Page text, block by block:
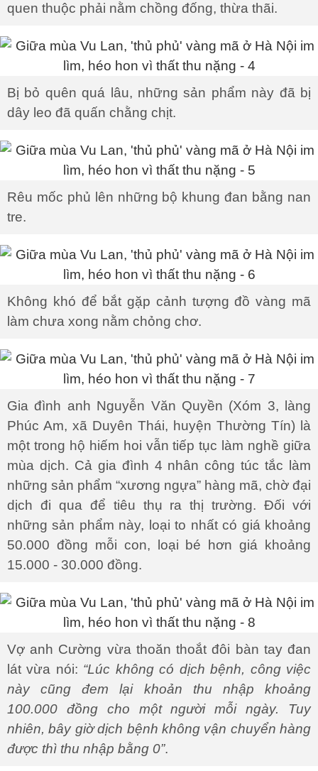
quen thuộc phải nằm chồng đống, thừa thãi.
Bị bỏ quên quá lâu, những sản phẩm này đã bị
dây leo đã quấn chằng chịt.
Rêu mốc phủ lên những bộ khung đan bằng nan
tre.
Không khó để bắt gặp cảnh tượng đồ vàng mã
làm chưa xong nằm chỏng chơ.
Gia đình anh Nguyễn Văn Quyền (Xóm 3, làng
Phúc Am, xã Duyên Thái, huyện Thường Tín) là
một trong hộ hiếm hoi vẫn tiếp tục làm nghề giữa
mùa dịch. Cả gia đình 4 nhân công túc tắc làm
những sản phẩm “xương ngựa” hàng mã, chờ đại
dịch đi qua để tiêu thụ ra thị trường. Đối với
những sản phẩm này, loại to nhất có giá khoảng
50.000 đồng mỗi con, loại bé hơn giá khoảng
15.000 - 30.000 đồng.
Vợ anh Cường vừa thoăn thoắt đôi bàn tay đan
lát vừa nói: “Lúc không có dịch bệnh, công việc
này cũng đem lại khoản thu nhập khoảng
100.000 đồng cho một người mỗi ngày. Tuy
nhiên, bây giờ dịch bệnh không vận chuyển hàng
được thì thu nhập bằng 0”.